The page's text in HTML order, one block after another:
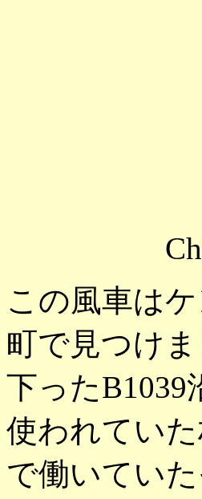
この風車は
町で見つけ
下ったB1039
使われてい
で働いてい